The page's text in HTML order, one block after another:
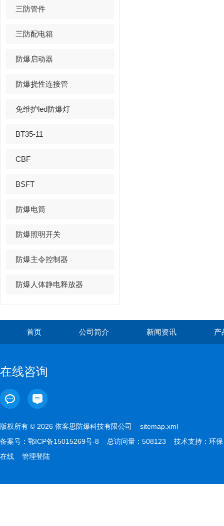
三防管件
三防配电箱
防爆启动器
防爆挠性连接管
免维护led防爆灯
BT35-11
CBF
BSFT
防爆电筒
防爆照明开关
防爆主令控制器
防爆人体静电释放器
首页 公司简介 新闻资讯 产
在线咨询
版权所有 © 2026 依客思防爆科技有限公司 sitemap.xml
备案号： 鄂ICP备15015269号-8 总访问量：508123 技术支持： 环保
在线
管理登陆